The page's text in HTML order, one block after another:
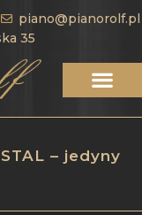
piano@pianorolf.pl
35
– jedyny